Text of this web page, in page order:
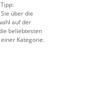
über die
auf der
beliebtesten
Kategorie.